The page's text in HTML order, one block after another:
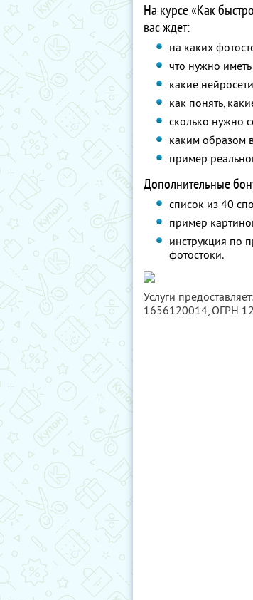
На курсе «Как
вас ждет:
на каких
что нужно иметь
какие
как понять,
сколько нужно
каким образом
пример
Дополнительные
список из 40
пример
инструкция по
фотостоки.
Услуги
1656120014, ОГРН